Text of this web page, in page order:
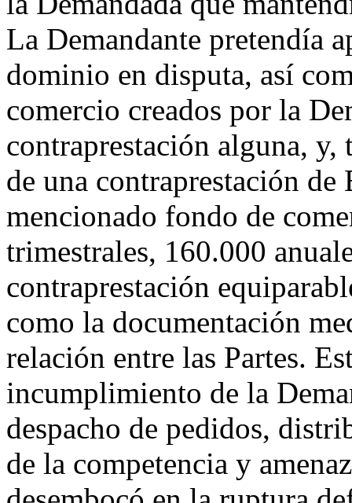
La Demandante pretendía
dominio en disputa, así
comercio creados por la
contraprestación alguna,
de una contraprestación
mencionado fondo de
trimestrales, 160.000
contraprestación
como la documentación
relación entre las Partes.
incumplimiento de la
despacho de pedidos,
de la competencia y